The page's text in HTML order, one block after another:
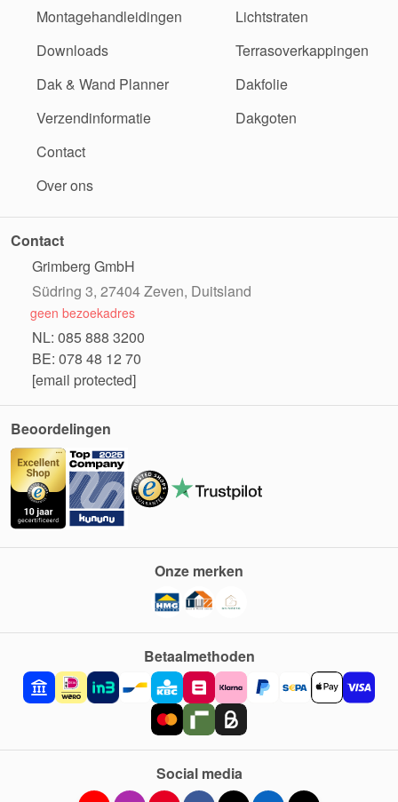
Montagehandleidingen
Downloads
Dak & Wand Planner
Verzendinformatie
Contact
Over ons
Lichtstraten
Terrasoverkappingen
Dakfolie
Dakgoten
Contact
Grimberg GmbH
Südring 3, 27404 Zeven, Duitsland
geen bezoekadres
NL: 085 888 3200
BE: 078 48 12 70
[email protected]
Beoordelingen
Betaalmethoden
Onze merken
Social media